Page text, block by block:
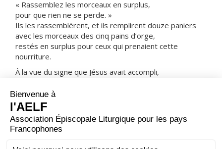
« Rassemblez les morceaux en surplus,
pour que rien ne se perde. »
Ils les rassemblèrent, et ils remplirent douze paniers
avec les morceaux des cinq pains d’orge,
restés en surplus pour ceux qui prenaient cette
nourriture.
À la vue du signe que Jésus avait accompli,
« C’est vraiment lui le Prophète annoncé,
celui qui vient dans le monde. »
Mais Jésus savait qu’ils allaient venir l’enlever
pour faire de lui leur roi ;
alors de nouveau il se retira dans la montagne,
lui seul.